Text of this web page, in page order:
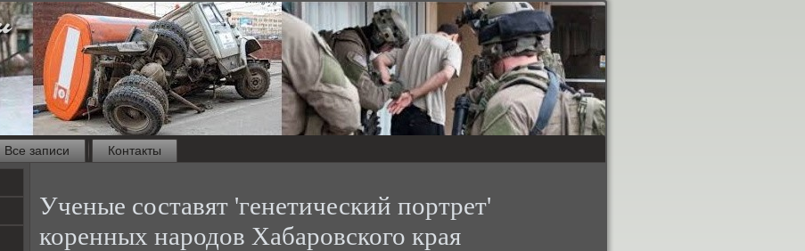
Все записи Контакты
Ученые составят 'генетический портрет'
коренных народов Хабаровского края